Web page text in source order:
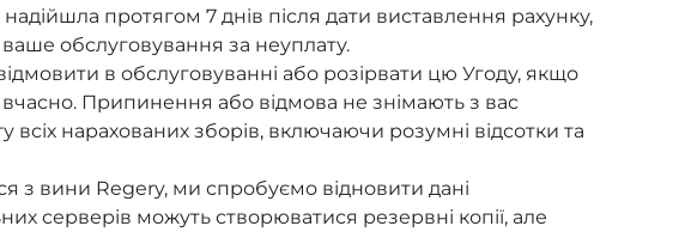
протягом 7 днів після дати виставлення рахунку,
обслуговування за неуплату.
в обслуговуванні або розірвати цю Угоду, якщо
Припинення або відмова не знімають з вас
всіх нарахованих зборів, включаючи розумні відсотки та
з вини Regery, ми спробуємо відновити дані
серверів можуть створюватися резервні копії, але